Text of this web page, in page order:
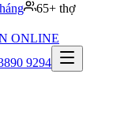
65+ thợ
ONLINE
9294